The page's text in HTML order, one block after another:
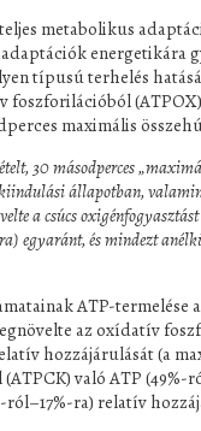
metabolikus
energetikára
típusú terhelés
foszforilációból
maximális
30 másodperces
állapotban,
a csúcs
egyaránt, és mindezt
ATP-termelése
az oxídatív
hozzájárulását (a
való ATP
ra) relatív